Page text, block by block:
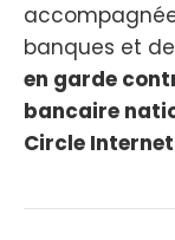
banques et
en garde
bancaire
Circle